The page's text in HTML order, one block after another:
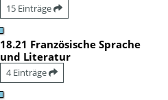
15 Einträge
18.21 Französische Sprache
und Literatur
4 Einträge